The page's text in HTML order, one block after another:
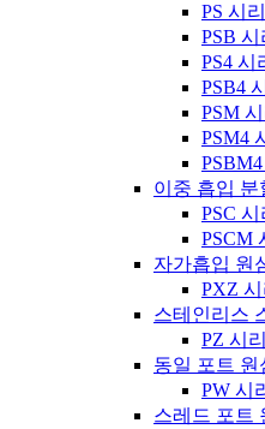
PS 시
PSB 시
PS4 시
PSB4
PSM
PSM4
이중 흡입 분
PSC
PSCM
자가흡입 원
PXZ
스테인리스
PZ 시
동일 포트 원
PW 시
스레드 포트